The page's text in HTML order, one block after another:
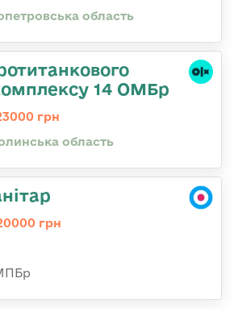
область
14 ОМБр
грн
область
грн